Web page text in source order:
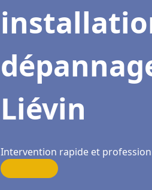
Liévin
Intervention rapide et